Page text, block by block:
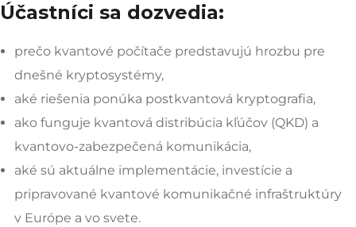
Účastníci sa dozvedia:
prečo kvantové počítače predstavujú hrozbu pre
dnešné kryptosystémy,
aké riešenia ponúka postkvantová kryptografia,
ako funguje kvantová distribúcia kľúčov (QKD) a
kvantovo-zabezpečená komunikácia,
aké sú aktuálne implementácie, investície a
pripravované kvantové komunikačné infraštruktúry
v Európe a vo svete.